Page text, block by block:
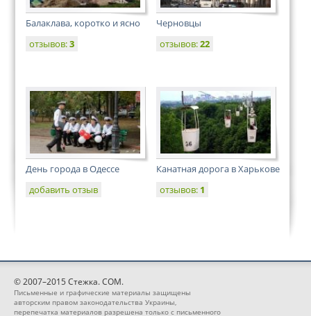
Балаклава, коротко и ясно
отзывов:3
Черновцы
отзывов:22
День города в Одессе
добавить отзыв
Канатная дорога в Харькове
отзывов: 1
© 2007–2015 Стежка. COM.
Письменные и графические материалы защищены
авторским правом законодательства Украины,
перепечатка материалов разрешена только с письменного